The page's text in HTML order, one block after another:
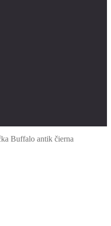
Buffalo antik čierna